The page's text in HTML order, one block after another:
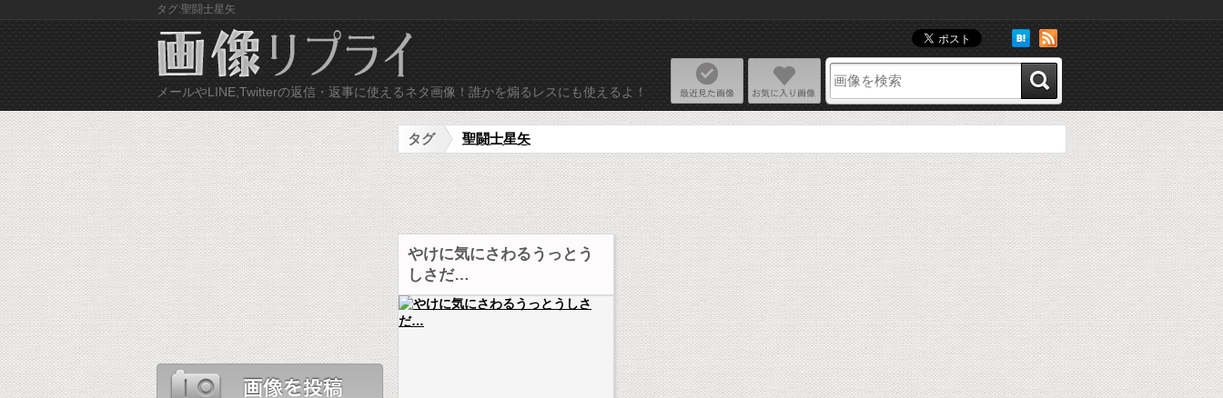
タグ:聖闘士星矢
ネタ画像リプライ
メールやLINE,Twitterの返信・返事に使えるネタ画像！誰かを煽るレスにも使えるよ！
最近見た画像 お気に入り画像
タグ 聖闘士星矢
やけに気にさわるうっとう
しさだ…
ネタ画像を投稿